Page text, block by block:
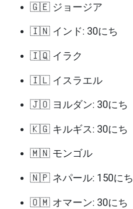
🇬🇪 ジョージア
🇮🇳 インド: 30にち
🇮🇶 イラク
🇮🇱 イスラエル
🇯🇴 ヨルダン: 30にち
🇰🇬 キルギス: 30にち
🇲🇳 モンゴル
🇳🇵 ネパール: 150にち
🇴🇲 オマーン: 30にち